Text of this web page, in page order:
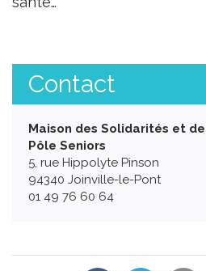
Contact
Maison des Solidarités et de
Pôle Seniors
5, rue Hippolyte Pinson
94340 Joinville-le-Pont
01 49 76 60 64